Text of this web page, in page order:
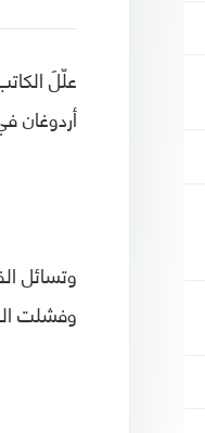
علّلَ
أردوغان
وتسائل
وفشلت